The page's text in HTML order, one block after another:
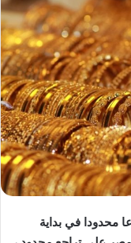
محدودا في بداية